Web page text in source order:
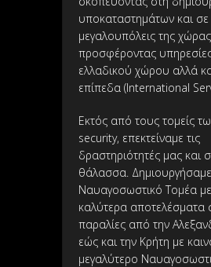
υποκαταστημάτων και σε
μεγαλουπόλεις της χώρας
προσφέροντας
ελλαδικού χώρου αλλά
επίπεδα (International
Εκτός από τους τομείς
security, επεκτείναμε τις
δραστηριότητές μας και
θάλασσα.
Ναυαγοσωστικό Τομέα
καλύτερα αποτελέσματα
παραλίες από την
εώς και την Κρήτη με
μεγαλύτερο